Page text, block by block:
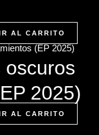
AL CARRITO
oscuros
2025)
AL CARRITO